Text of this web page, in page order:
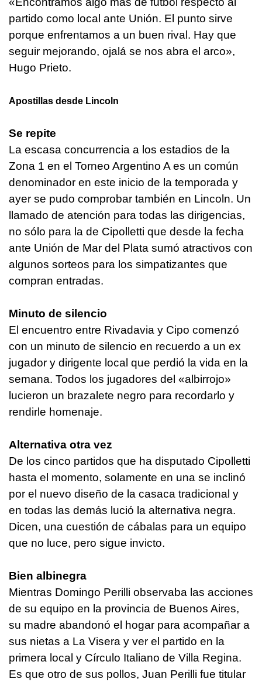
partido como local ante Unión. El punto sirve
porque enfrentamos a un buen rival. Hay que
seguir mejorando, ojalá se nos abra el arco»,
Hugo Prieto.
Apostillas desde Lincoln
Se repite
La escasa concurrencia a los estadios de la
Zona 1 en el Torneo Argentino A es un común
denominador en este inicio de la temporada y
ayer se pudo comprobar también en Lincoln. Un
llamado de atención para todas las dirigencias,
no sólo para la de Cipolletti que desde la fecha
ante Unión de Mar del Plata sumó atractivos con
algunos sorteos para los simpatizantes que
compran entradas.
Minuto de silencio
El encuentro entre Rivadavia y Cipo comenzó
con un minuto de silencio en recuerdo a un ex
jugador y dirigente local que perdió la vida en la
semana. Todos los jugadores del «albirrojo»
lucieron un brazalete negro para recordarlo y
rendirle homenaje.
Alternativa otra vez
De los cinco partidos que ha disputado Cipolletti
hasta el momento, solamente en una se inclinó
por el nuevo diseño de la casaca tradicional y
en todas las demás lució la alternativa negra.
Dicen, una cuestión de cábalas para un equipo
que no luce, pero sigue invicto.
Bien albinegra
Mientras Domingo Perilli observaba las acciones
de su equipo en la provincia de Buenos Aires,
su madre abandonó el hogar para acompañar a
sus nietas a La Visera y ver el partido en la
primera local y Círculo Italiano de Villa Regina.
Es que otro de sus pollos, Juan Perilli fue titular